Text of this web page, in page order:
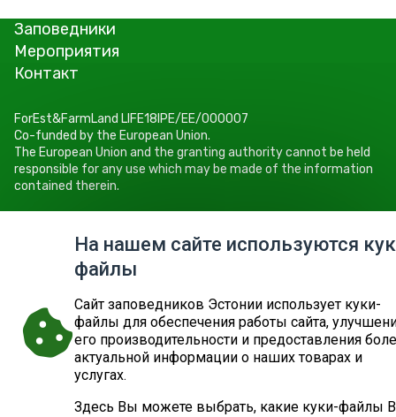
Заповедники
Мероприятия
Контакт
ДЕПАРТАМЕНТ ОКРУЖАЮЩЕЙ СРЕДЫ ЗАПРОС
ForEst&FarmLand LIFE18IPE/EE/000007
Co-funded by the European Union.
The European Union and the granting authority cannot be held
responsible for any use which may be made of the information
contained therein.
Roheline 64, 80010 Pärnu
Tel +372 662 5999
E-post: info@keskkonnaamet.ee
На нашем сайте используются
файлы
Cайт заповедников Эстонии использует куки-
файлы для обеспечения работы сайта,
его производительности и предоставления
актуальной информации о наших товарах и
услугах.
Здесь Вы можете выбрать, какие куки-файлы